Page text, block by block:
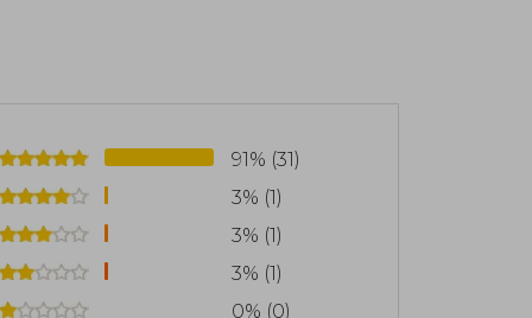
91% (31)
3% (1)
3% (1)
3% (1)
0% (0)